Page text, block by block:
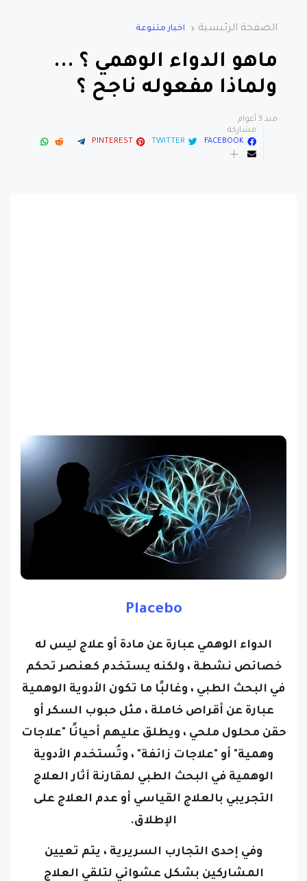
ولماذا مفعوله ناجح ؟
منذ 3 أعوام
FACEBOOK
خصائص نشطة ، ولكنه يستخدم كعنصر تحكم
في البحث الطبي ، وغالبًا ما تكون الأدوية الوهمية
عبارة عن أقراص خاملة ، مثل حبوب السكر أو
حقن محلول ملحي ، ويطلق عليهم أحيانًا "علاجات
وهمية" أو "علاجات زائفة" ،وتُستخدم الأدوية
الوهمية في البحث الطبي لمقارنة آثار العلاج
التجريبي بالعلاج القياسي أو عدم العلاج على
الإطلاق.
وفي إحدى التجارب السريرية ، يتم تعيين
المشاركين بشكل عشوائي لتلقي العلاج
التجريبي أو الدواء الوهمي أو عدم تلقي العلاج ،